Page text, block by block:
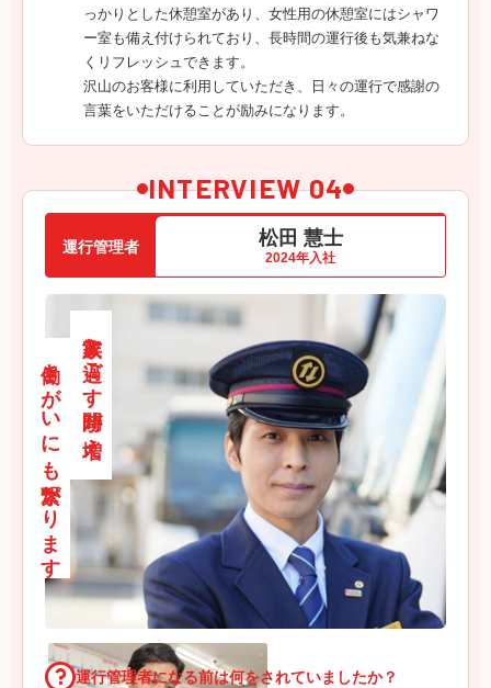
っかりとした休憩室があり、女性用の休憩室にはシャワ
ー室も備え付けられており、長時間の運行後も気兼ねな
くリフレッシュできます。
沢山のお客様に利用していただき、日々の運行で感謝の
言葉をいただけることが励みになります。
INTERVIEW 04
運行管理者 松田 慧士
2024年入社
家族と過ごす時間が増え、
働きがいにも繋がります
運行管理者になる前は何をされていましたか？